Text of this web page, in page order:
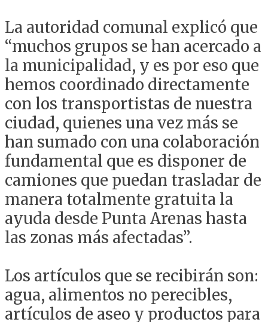
La autoridad comunal explicó que
“muchos grupos se han acercado a
la municipalidad, y es por eso que
hemos coordinado directamente
con los transportistas de nuestra
ciudad, quienes una vez más se
han sumado con una colaboración
fundamental que es disponer de
camiones que puedan trasladar de
manera totalmente gratuita la
ayuda desde Punta Arenas hasta
las zonas más afectadas”.
Los artículos que se recibirán son:
agua, alimentos no perecibles,
artículos de aseo y productos para